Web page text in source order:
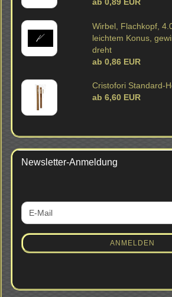
Wir­bel, Flach­kopf,
leich­tem Konus,
dreht
ab 0,86 EUR
Cris­to­fo­ri Standard-​
ab 6,60 EUR
Newsletter-Anmeldung
WEITER
ZUR
ANMELDUNG
E-
Mail
ANMELDEN